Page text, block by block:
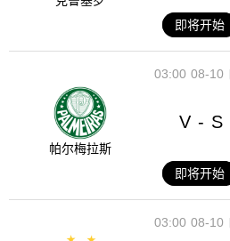
即将开始
08-10
03:00
帕尔梅拉斯
V - S
即将开始
08-10
03:00